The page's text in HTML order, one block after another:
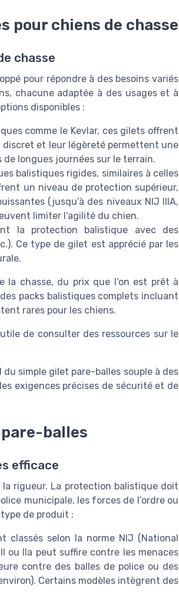
pour chiens de chasse
chasse
pour répondre à des besoins variés
chacune adaptée à des usages et à
disponibles :
comme le Kevlar, ces gilets offrent
et leur légèreté permettent une
longues journées sur le terrain.
balistiques rigides, similaires à celles
un niveau de protection supérieur,
(jusqu’à des niveaux NIJ IIIA,
limiter l’agilité du chien.
la protection balistique avec des
Ce type de gilet est apprécié par les
chasse, du prix que l’on est prêt à
packs balistiques complets incluant
rares pour les chiens.
de consulter des ressources sur le
simple gilet pare-balles souple à des
exigences précises de sécurité et de
balles
efficace
rigueur. La protection balistique doit
municipale, les forces de l’ordre ou
de produit :
classés selon la norme NIJ (National
ou IIa peut suffire contre les menaces
contre des balles de police ou des
Certains modèles intègrent des